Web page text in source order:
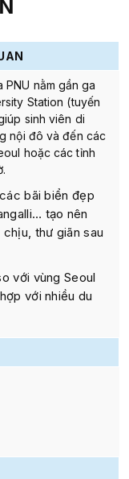
PNU nằm gầnga
Station (tuyến
sinh viên di
nội đô và đến các
hoặc các tỉnh
bãi biển đẹp
tạo nên
thư giãn sau
với vùng Seoul
với nhiều du